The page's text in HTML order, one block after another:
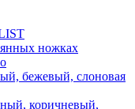
ножках
бежевый, слоновая
коричневый,